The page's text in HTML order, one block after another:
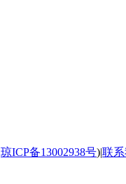
琼ICP备13002938号)|联